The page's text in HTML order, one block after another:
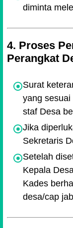
diminta
4. Proses
Perangkat
Surat
yang
staf Desa
Jika
Sekretaris
Setelah
Kepala
Kades
desa/cap